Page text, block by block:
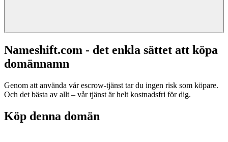
Nameshift.com - det enkla sättet att köpa
domännamn
Genom att använda vår escrow-tjänst tar du ingen risk som köpare.
Och det bästa av allt – vår tjänst är helt kostnadsfri för dig.
Köp denna domän